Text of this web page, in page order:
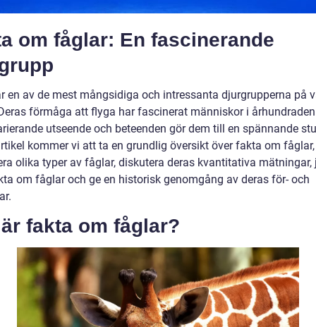
om fåglar: En fascinerande
en av de mest mångsidiga och intressanta djurgrupperna på
förmåga att flyga har fascinerat människor i
utseende och beteenden gör dem till en spännande
kommer vi att ta en grundlig översikt över fakta om fåglar,
olika typer av fåglar, diskutera deras kvantitativa
om fåglar och ge en historisk genomgång av deras för- och
fakta om fåglar?